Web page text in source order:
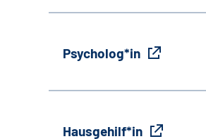
Psycholog*in
Hausgehilf*in